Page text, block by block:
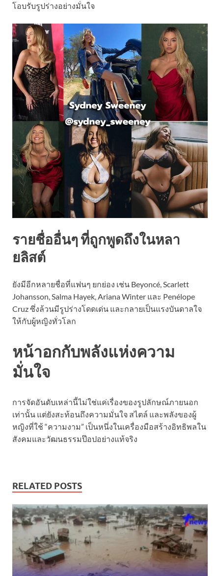
โอบรับรูปร่างอย่างมั่นใจ
รายชื่ออื่นๆ ที่ถูกพูดถึงในหลา
ยลิสต์
ยังมีอีกหลายชื่อที่แฟนๆ ยกย่อง เช่น Beyoncé, Scarlett
Johansson, Salma Hayek, Ariana Winter และ Penélope
Cruz ซึ่งล้วนมีรูปร่างโดดเด่น และกลายเป็นแรงบันดาลใจ
ให้กับผู้หญิงทั่วโลก
หน้าอกกับพลังแห่งความ
มั่นใจ
การจัดอันดับเหล่านี้ไม่ใช่แค่เรื่องของรูปลักษณ์ภายนอก
เท่านั้น แต่ยังสะท้อนถึงความมั่นใจ สไตล์ และพลังของผู้
หญิงที่ใช้ “ความงาม” เป็นหนึ่งในเครื่องมือสร้างอิทธิพลใน
สังคมและวัฒนธรรมป๊อปอย่างแท้จริง
RELATED POSTS